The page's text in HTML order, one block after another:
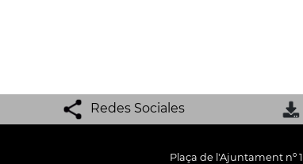
Redes Sociales
Plaça de l'Ajuntament nº 1